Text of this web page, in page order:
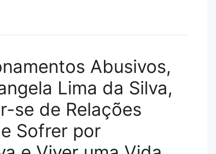
Abusivos,
Lima da Silva,
se de Relações
Sofrer por